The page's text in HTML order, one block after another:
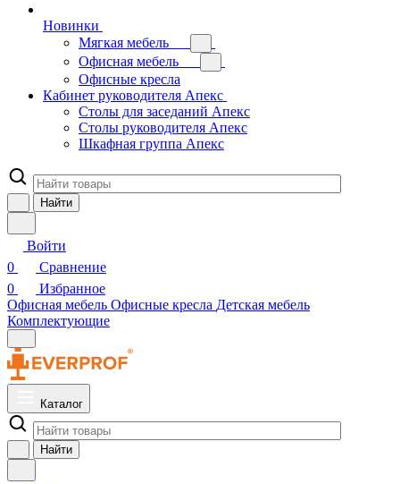
Новинки
Мягкая мебель
Офисная мебель
Офисные кресла
Кабинет руководителя Апекс
Столы для заседаний Апекс
Столы руководителя Апекс
Шкафная группа Апекс
Найти
Войти
0
Сравнение
0
Избранное
Офисная мебель Офисные кресла Детская мебель
Комплектующие
Каталог
Найти